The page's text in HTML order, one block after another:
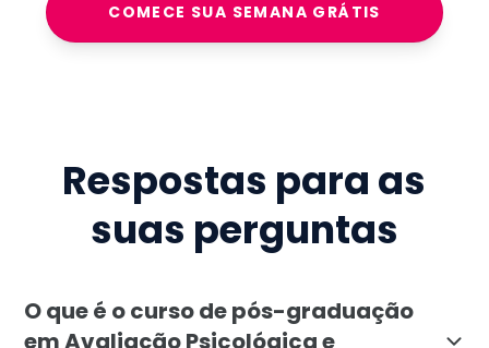
COMECE SUA SEMANA GRÁTIS
Respostas para as
suas perguntas
O que é o curso de pós-graduação
em Avaliação Psicológica e